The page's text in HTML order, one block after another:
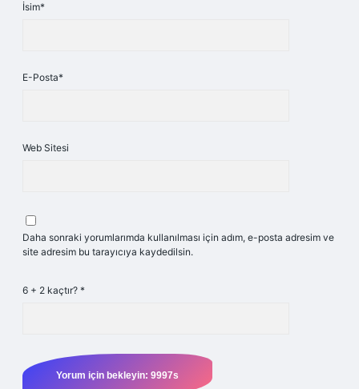
İsim*
E-Posta*
Web Sitesi
Daha sonraki yorumlarımda kullanılması için adım, e-posta adresim ve
site adresim bu tarayıcıya kaydedilsin.
6 + 2 kaçtır? *